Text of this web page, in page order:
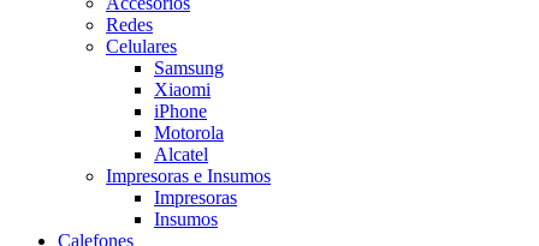
Redes
Celulares
Samsung
Xiaomi
iPhone
Motorola
Alcatel
Impresoras e Insumos
Impresoras
Insumos
Calefones